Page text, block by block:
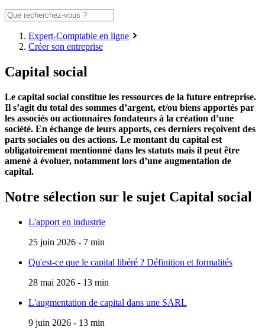
Expert-Comptable en ligne
Créer son entreprise
Capital social
Le capital social constitue les ressources de la future entreprise.
Il s’agit du total des sommes d’argent, et/ou biens apportés par
les associés ou actionnaires fondateurs à la création d’une
société. En échange de leurs apports, ces derniers reçoivent des
parts sociales ou des actions. Le montant du capital est
obligatoirement mentionné dans les statuts mais il peut être
amené à évoluer, notamment lors d’une augmentation de
capital.
Notre sélection sur le sujet Capital social
L'apport en industrie
25 juin 2026 - 7 min
Qu'est-ce que le capital libéré ? Définition et formalités
28 mai 2026 - 13 min
L'augmentation de capital dans une SARL
9 juin 2026 - 13 min